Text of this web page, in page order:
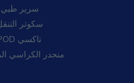
سرير طبي
سكوتر
تاكسي POD للإيجار
منحدر الكراسي